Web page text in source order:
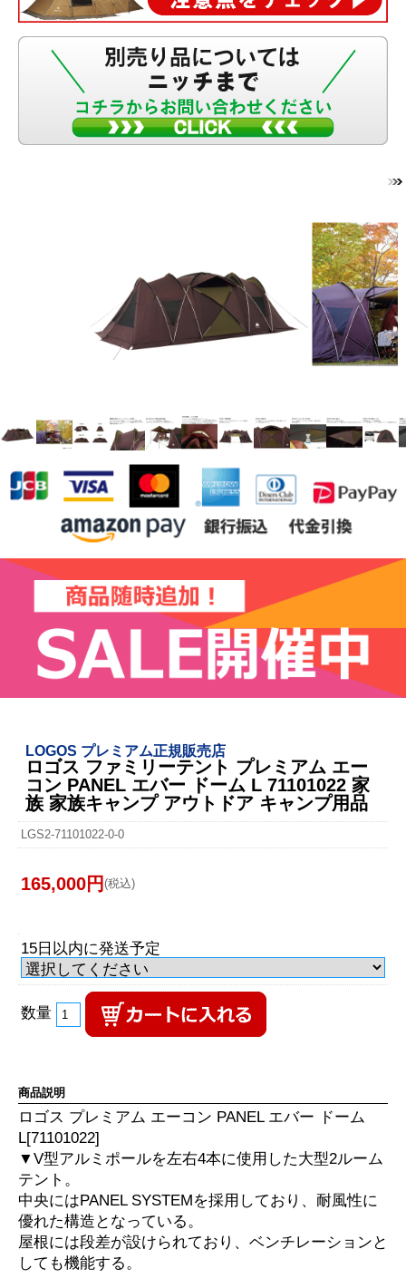
LOGOS プレミアム正規販売店
ロゴス ファミリーテント プレミアム エー
コン PANEL エバー ドーム L 71101022 家
族 家族キャンプ アウトドア キャンプ用品
LGS2-71101022-0-0
165,000円 (税込)
15日以内に発送予定
数量
商品説明
ロゴス プレミアム エーコン PANEL エバー ドーム
L[71101022]
▼V型アルミポールを左右4本に使用した大型2ルーム
テント。
中央にはPANEL SYSTEMを採用しており、耐風性に
優れた構造となっている。
屋根には段差が設けられており、ベンチレーションと
しても機能する。